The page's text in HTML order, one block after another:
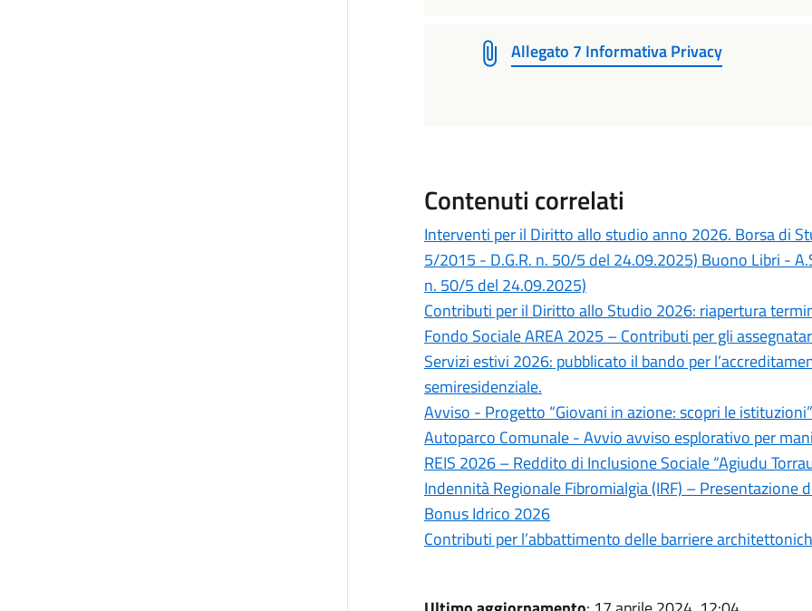
Allegato 7 Informativa Privacy
Contenuti correlati
Interventi per il Diritto allo studio anno 2026. Borsa di
5/2015 - D.G.R. n. 50/5 del 24.09.2025) Buono Libri -
n. 50/5 del 24.09.2025)
Contributi per il Diritto allo Studio 2026: riapertura
Fondo Sociale AREA 2025 – Contributi per gli
Servizi estivi 2026: pubblicato il bando per
semiresidenziale.
Avviso - Progetto “Giovani in azione: scopri le istituzioni”
Autoparco Comunale - Avvio avviso esplorativo per
REIS 2026 – Reddito di Inclusione Sociale “Agiudu
Indennità Regionale Fibromialgia (IRF) – Presentazione
Bonus Idrico 2026
Contributi per l’abbattimento delle barriere